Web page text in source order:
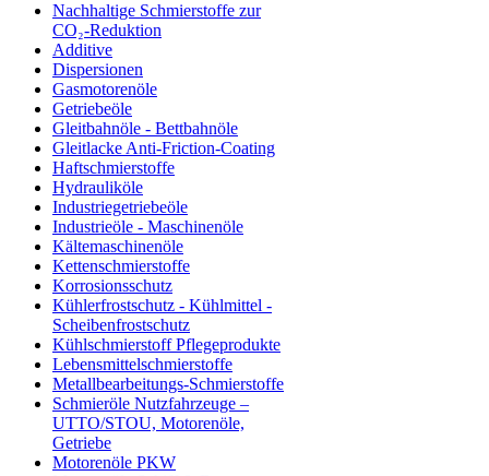
Nachhaltige Schmierstoffe zur
CO₂-Reduktion
Additive
Dispersionen
Gasmotorenöle
Getriebeöle
Gleitbahnöle - Bettbahnöle
Gleitlacke Anti-Friction-Coating
Haftschmierstoffe
Hydrauliköle
Industriegetriebeöle
Industrieöle - Maschinenöle
Kältemaschinenöle
Kettenschmierstoffe
Korrosionsschutz
Kühlerfrostschutz - Kühlmittel -
Scheibenfrostschutz
Kühlschmierstoff Pflegeprodukte
Lebensmittelschmierstoffe
Metallbearbeitungs-Schmierstoffe
Schmieröle Nutzfahrzeuge –
UTTO/STOU, Motorenöle,
Getriebe
Motorenöle PKW